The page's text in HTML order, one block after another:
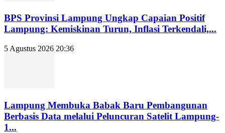
BPS Provinsi Lampung Ungkap Capaian Positif
Lampung: Kemiskinan Turun, Inflasi Terkendali,...
5 Agustus 2026 20:36
Lampung Membuka Babak Baru Pembangunan
Berbasis Data melalui Peluncuran Satelit Lampung-
1...